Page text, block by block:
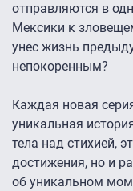
отправляются в
Мексики к
унес жизнь
непокоренным?
Каждая новая
уникальная
тела над стихией,
достижения, но и
об уникальном